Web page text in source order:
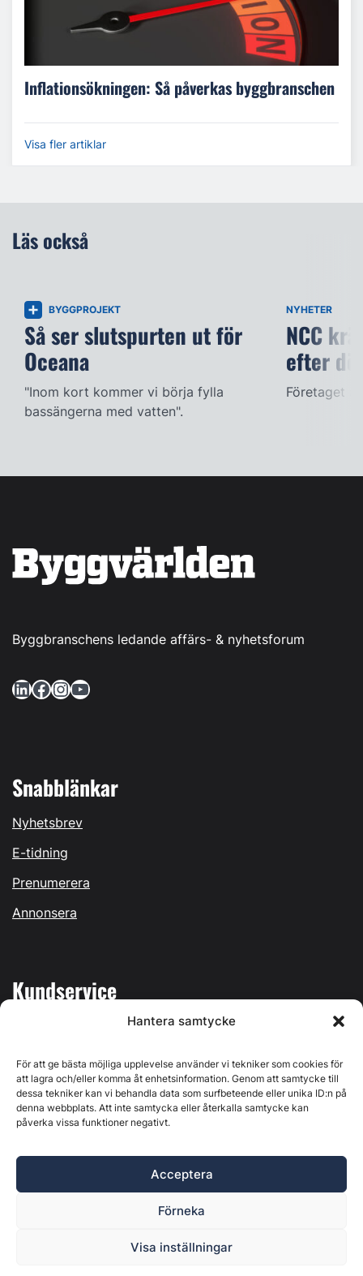
Hantera samtycke
För att ge bästa möjliga upplevelse använder vi tekniker som cookies för
att lagra och/eller komma åt enhetsinformation. Genom att samtycke till
dessa tekniker kan vi behandla data som surfbeteende eller unika ID:n på
denna webbplats. Att inte samtycka eller återkalla samtycke kan
påverka vissa funktioner negativt.
Acceptera
Förneka
Visa inställningar
Inflationsökningen: Så påverkas byggbranschen
Visa fler artiklar
Läs också
BYGGPROJEKT
Så ser slutspurten ut för
Oceana
"Inom kort kommer vi börja fylla
bassängerna med vatten".
NYHETER
NCC
efter
Företaget
Byggbranschens ledande affärs- & nyhetsforum
LinkedIn Facebook InstagramYouTube
Snabblänkar
Nyhetsbrev
E-tidning
Prenumerera
Annonsera
Kundservice
Kontakta oss
Östernäsvägen 1, 827 32 Ljusdal, org.nr: 556625-6425 -
Ansvarig utgivare: Henrik Ekberg. Innehållet på denna
webbplats är upphovsrättsligt skyddat. Ange källa vid citering.
Byggvärlden är en del avMarknadsdatagruppen
Policy för datahantering, integritet och cookies